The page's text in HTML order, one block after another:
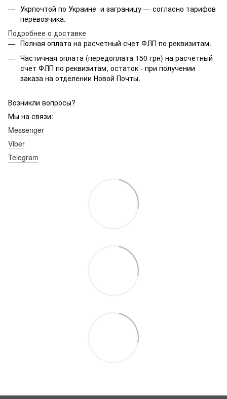
Укрпочтой по Украине и заграницу — согласно тарифов
перевозчика.
Подробнее о доставке
Полная оплата на расчетный счет ФЛП по реквизитам.
Частичная оплата (передоплата 150 грн) на расчетный
счет ФЛП по реквизитам, остаток - при получении
заказа на отделении Новой Почты.
Возникли вопросы?
Мы на связи:
Messenger
Viber
Telegram